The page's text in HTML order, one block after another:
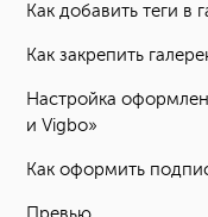
Как добавить теги в
Как закрепить
Настройка
и Vigbo»
Как оформить